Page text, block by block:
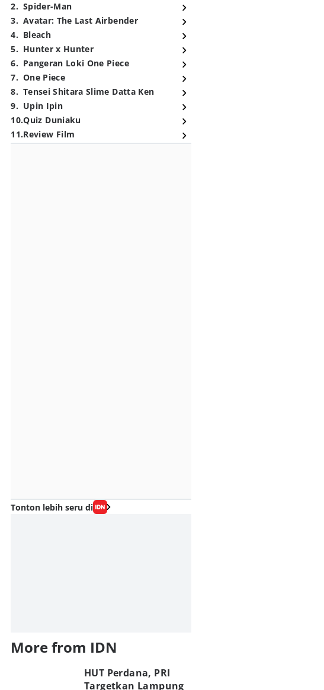
2. Spider-Man
3. Avatar: The Last Airbender
4. Bleach
5. Hunter x Hunter
6. Pangeran Loki One Piece
7. One Piece
8. Tensei Shitara Slime Datta Ken
9. Upin Ipin
10.Quiz Duniaku
11.Review Film
Tonton lebih seru di
More from IDN
HUT Perdana, PRI
Targetkan Lampung